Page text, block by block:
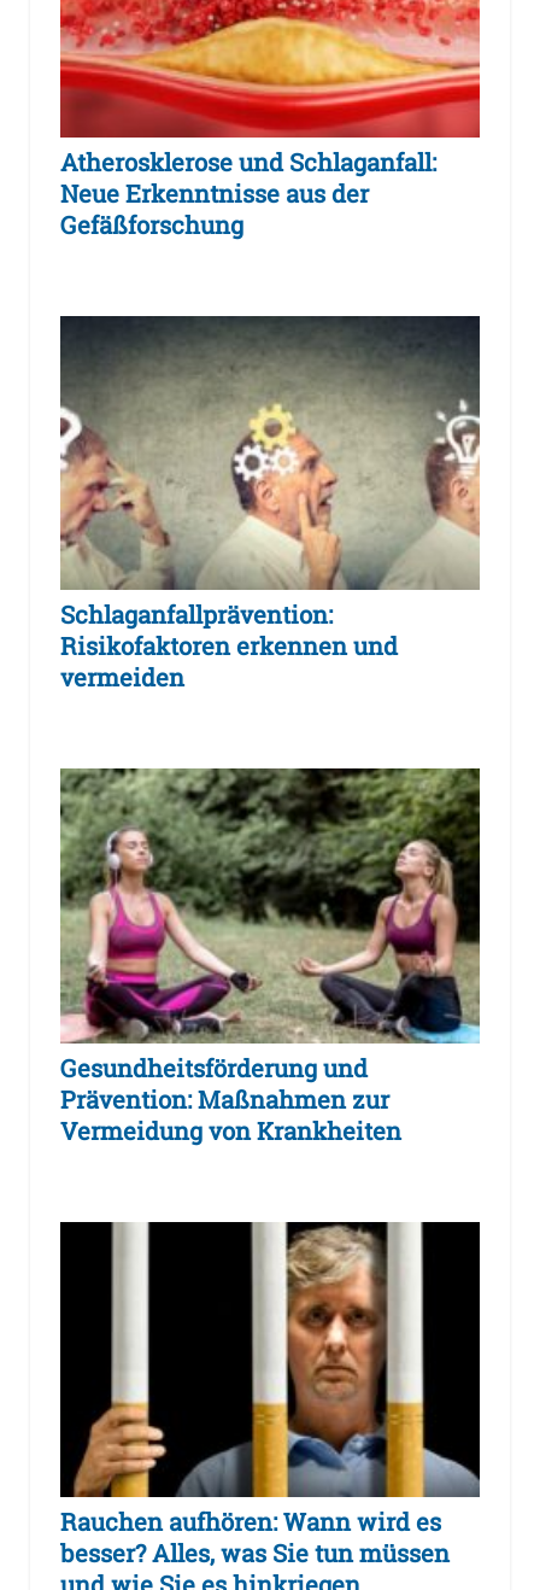
Atherosklerose und Schlaganfall:
Neue Erkenntnisse aus der
Gefäßforschung
Schlaganfallprävention:
Risikofaktoren erkennen und
vermeiden
Gesundheitsförderung und
Prävention: Maßnahmen zur
Vermeidung von Krankheiten
Rauchen aufhören: Wann wird es
besser? Alles, was Sie tun müssen
und wie Sie es hinkriegen